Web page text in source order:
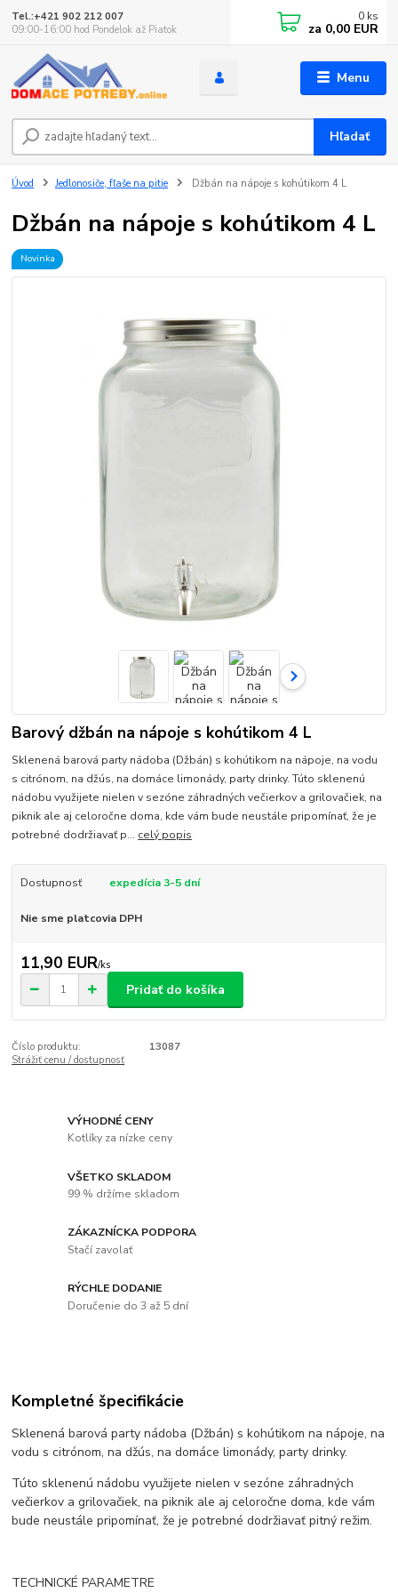
Menu
Hľadať
Tel.:+421 902 212 007
09:00-16:00 hod Pondelok až Piatok
0 ks
za 0,00 EUR
Úvod Jedlonosiče, fľaše na pitie Džbán na nápoje s kohútikom 4 L
Džbán na nápoje s kohútikom 4 L
Novinka
Barový džbán na nápoje s kohútikom 4 L
Sklenená barová party nádoba (Džbán) s kohútikom na nápoje, na vodu
s citrónom, na džús, na domáce limonády, party drinky. Túto sklenenú
nádobu využijete nielen v sezóne záhradných večierkov a grilovačiek, na
piknik ale aj celoročne doma, kde vám bude neustále pripomínať, že je
potrebné dodržiavať p... celý popis
Dostupnosť expedícia 3-5 dní
Nie sme platcovia DPH
11,90 EUR/ks
Pridať do košíka
Číslo produktu:
13087
Strážiť cenu / dostupnosť
VÝHODNÉ CENY
Kotlíky za nízke ceny
VŠETKO SKLADOM
99 % držíme skladom
ZÁKAZNÍCKA PODPORA
Stačí zavolať
RÝCHLE DODANIE
Doručenie do 3 až 5 dní
Kompletné špecifikácie
Sklenená barová party nádoba (Džbán) s kohútikom na nápoje, na
vodu s citrónom, na džús, na domáce limonády, party drinky.
Túto sklenenú nádobu využijete nielen v sezóne záhradných
večierkov a grilovačiek, na piknik ale aj celoročne doma, kde vám
bude neustále pripomínať, že je potrebné dodržiavať pitný režim.
TECHNICKÉ PARAMETRE